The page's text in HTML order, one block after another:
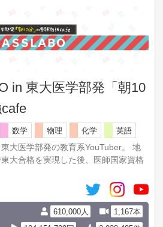
in 東大医学部発「朝10
数学 物理 化学
英語
東大医学部発の教育系YouTuber。 地
大合格を実現した後、医師国家資格
610,000人
1,167本